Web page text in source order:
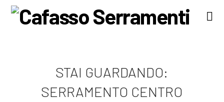
STAI GUARDANDO:
SERRAMENTO CENTRO